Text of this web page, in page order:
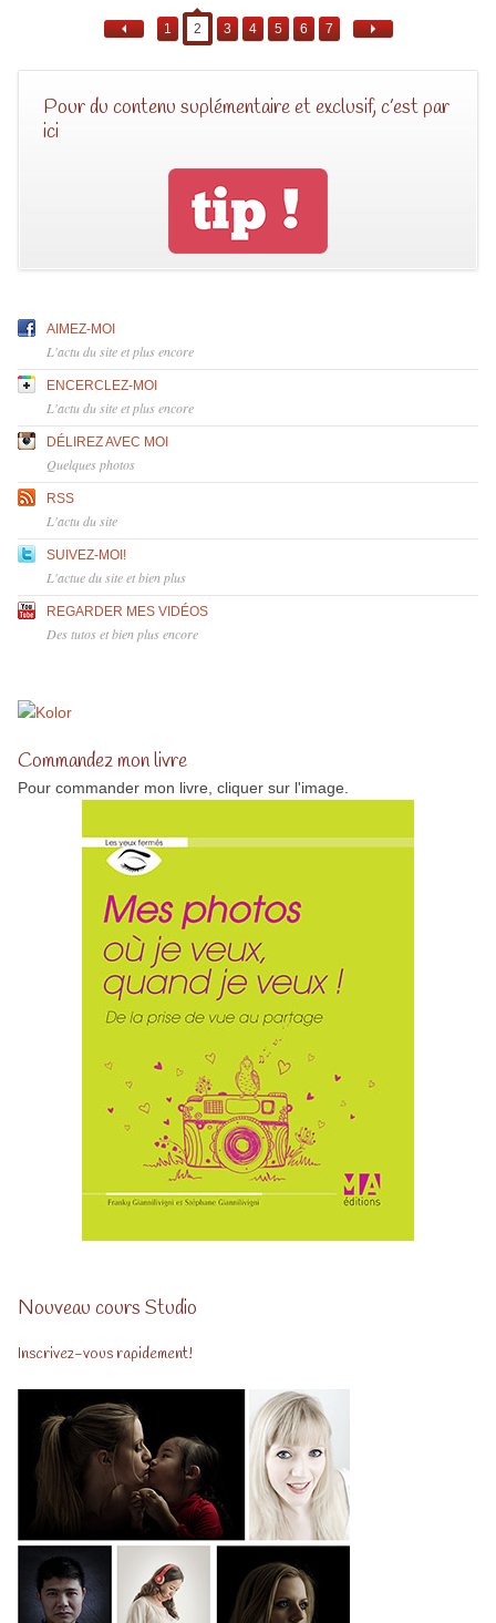
1 2 3 4 5 6 7
Pour du contenu suplémentaire et exclusif, c’est par
ici
AIMEZ-MOI
L'actu du site et plus encore
ENCERCLEZ-MOI
L'actu du site et plus encore
DÉLIREZ AVEC MOI
Quelques photos
RSS
L'actu du site
SUIVEZ-MOI!
L'actue du site et bien plus
REGARDER MES VIDÉOS
Des tutos et bien plus encore
Commandez mon livre
Pour commander mon livre, cliquer sur l'image.
Nouveau cours Studio
Inscrivez-vous rapidement!